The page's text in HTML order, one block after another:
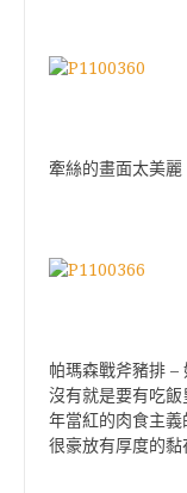
牽絲的畫面太美麗
帕瑪森戰斧豬排 –
沒有就是要有吃
年當紅的肉食主
很豪放有厚度的黏